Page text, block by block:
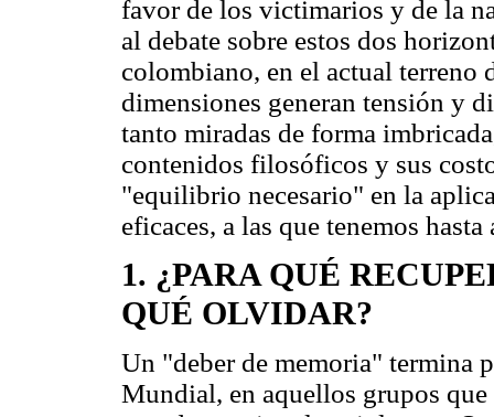
favor de los victimarios y de la
al debate sobre estos dos
colombiano, en el actual terreno
dimensiones generan tensión y
tanto miradas de forma
contenidos filosóficos y sus
"equilibrio necesario" en la
eficaces, a las que tenemos
1. ¿PARA QUÉ
QUÉ OLVIDAR?
Un "deber de memoria" termina
Mundial, en aquellos grupos